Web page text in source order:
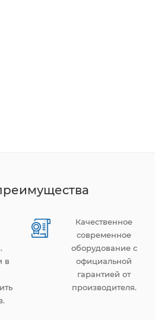
в
Качественное
современное
оборудование с
официальной
гарантией от
производителя.